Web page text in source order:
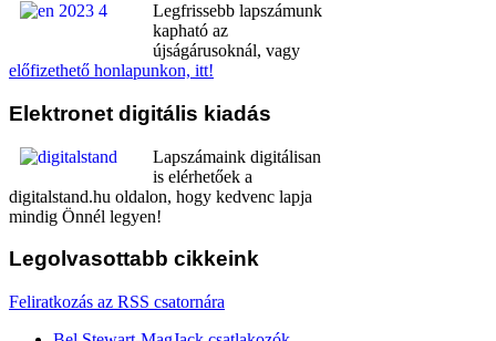
Legfrissebb lapszámunk
kapható az
újságárusoknál, vagy
előfizethető honlapunkon, itt!
Elektronet digitális kiadás
Lapszámaink digitálisan
is elérhetőek a
digitalstand.hu oldalon, hogy kedvenc lapja
mindig Önnél legyen!
Legolvasottabb cikkeink
Feliratkozás az RSS csatornára